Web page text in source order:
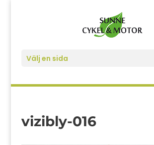
Välj en sida
vizibly-016